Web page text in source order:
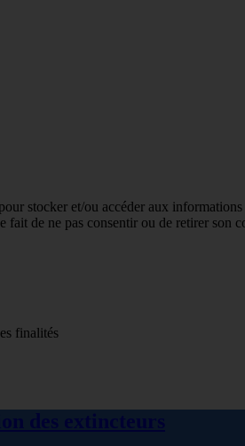
stocker et/ou accéder aux
de ne pas consentir ou de retirer son
finalités